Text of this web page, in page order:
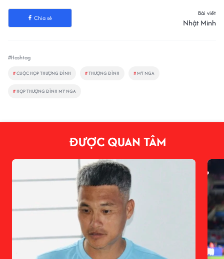
Chia sẻ
Bài viết
Nhật Minh
#Hashtag
#CUỘC HỌP THƯỢNG ĐỈNH #THƯỢNG ĐỈNH # MỸ NGA
# HỌP THƯỢNG ĐỈNH MỸ NGA
ĐƯỢC QUAN TÂM